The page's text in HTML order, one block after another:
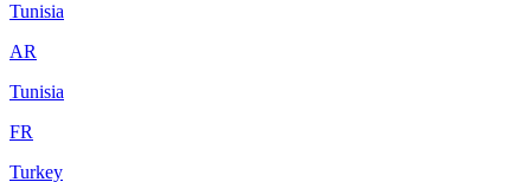
Tunisia
AR
Tunisia
FR
Turkey